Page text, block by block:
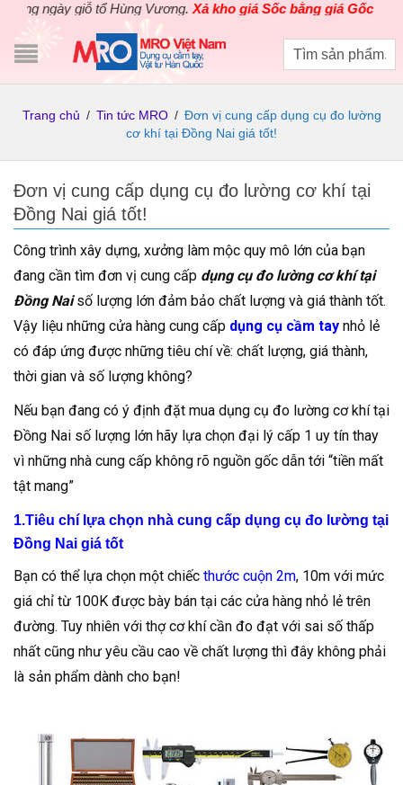
ngày giỗ tổ Hùng Vương.Xả kho giá Sốc bằng giá Gốccho các
Trang chủ / Tin tức MRO / Đơn vị cung cấp dụng cụ đo lường
cơ khí tại Đồng Nai giá tốt!
Đơn vị cung cấp dụng cụ đo lường cơ khí tại
Đồng Nai giá tốt!
Công trình xây dựng, xưởng làm mộc quy mô lớn của bạn
đang cần tìm đơn vị cung cấp dụng cụ đo lường cơ khí tại
Đồng Naisố lượng lớn đảm bảo chất lượng và giá thành tốt.
Vậy liệu những cửa hàng cung cấp dụng cụ cầm tay nhỏ lẻ
có đáp ứng được những tiêu chí về: chất lượng, giá thành,
thời gian và số lượng không?
Nếu bạn đang có ý định đặt mua dụng cụ đo lường cơ khí tại
Đồng Nai số lượng lớn hãy lựa chọn đại lý cấp 1 uy tín thay
vì những nhà cung cấp không rõ nguồn gốc dẫn tới “tiền mất
tật mang”
1.Tiêu chí lựa chọn nhà cung cấp dụng cụ đo lường tại
Đồng Nai giá tốt
Bạn có thể lựa chọn một chiếc thước cuộn 2m, 10m với mức
giá chỉ từ 100K được bày bán tại các cửa hàng nhỏ lẻ trên
đường. Tuy nhiên với thợ cơ khí cần đo đạt với sai số thấp
nhất cũng như yêu cầu cao về chất lượng thì đây không phải
là sản phẩm dành cho bạn!